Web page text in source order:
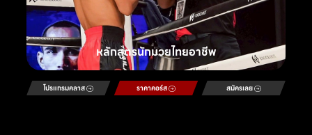
หลักสูตรนักมวยไทยอาชีพ
โปรแกรมคลาส ราคาคอร์ส สมัครเลย